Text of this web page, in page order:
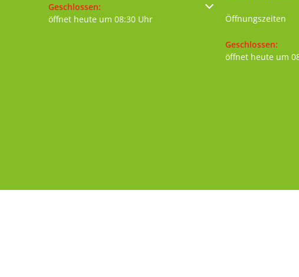
Klicken, um weitere Öffnungs- oder Schließzeiten auszublenden
Geschlossen:
öffnet heute um 08:30 Uhr
Öffnungszeiten
Klicken, um
Geschlossen:
öffnet heute um